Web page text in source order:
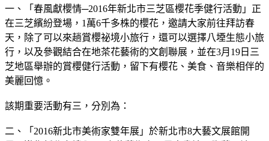
一、「春風獻櫻情─2016年新北市三芝區櫻花季健行活動」正
在三芝繽紛登場，1萬6千多株的櫻花，邀請大家前往拜訪春
天，除了可以來趟賞櫻祕境小旅行，還可以選擇八堙生態小旅
行，以及參觀結合在地茶花藝術的文創聯展，並在3月19日三
芝地區舉辦的賞櫻健行活動，留下有櫻花、美食、音樂相伴的
美麗回憶。
該期重要活動有三，分別為：
二、「2016新北市美術家雙年展」於新北市8大藝文展館開